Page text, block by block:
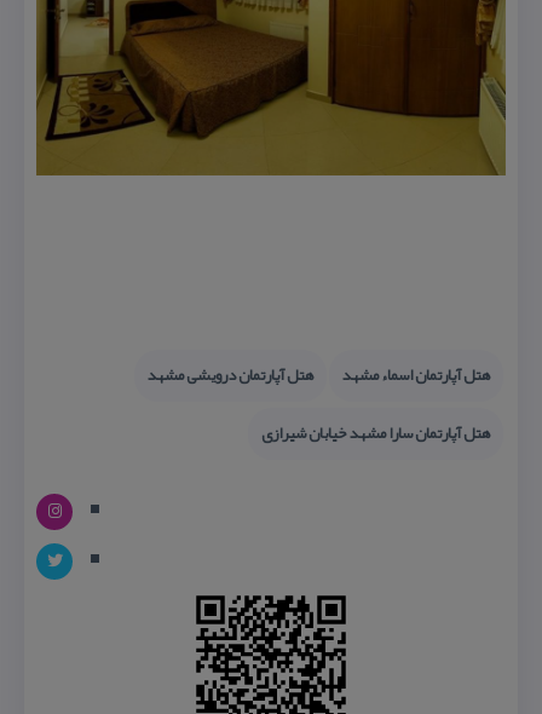
هتل آپارتمان اسماء مشهد
هتل آپارتمان درویشی مشهد
هتل آپارتمان سارا مشهد خیابان شیرازی